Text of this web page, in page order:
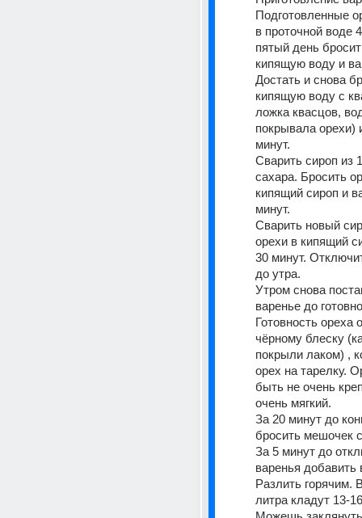
Подготовленные
в проточной воде
пятый день
кипящую воду и
Достать и снова
кипящую воду с
ложка квасцов,
покрывала орехи)
минут.
Сварить сироп из
сахара. Бросить
кипящий сироп и
минут.
Сварить новый
орехи в кипящий
30 минут.
до утра.
Утром снова
варенье до
Готовность ореха
чёрному блеску
покрыли лаком) ,
орех на тарелку.
быть не очень
очень мягкий.
За 20 минут до
бросить мешочек
За 5 минут до
варенья добавить
Разлить горячим.
литра кладут 13-